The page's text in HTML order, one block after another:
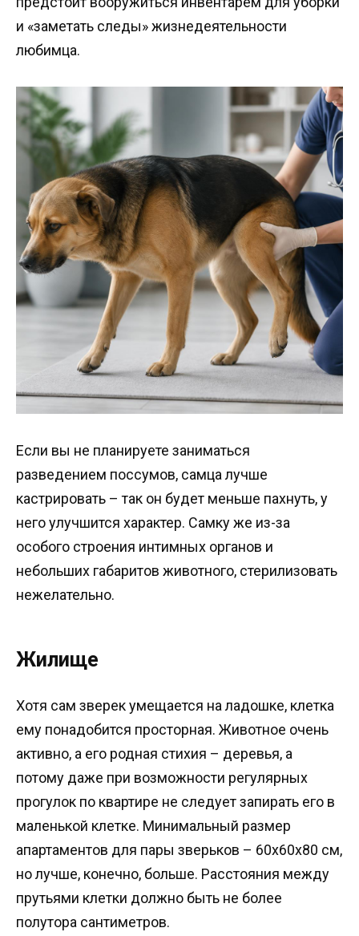
и «заметать следы» жизнедеятельности
любимца.
Если вы не планируете заниматься
разведением поссумов, самца лучше
кастрировать – так он будет меньше пахнуть, у
него улучшится характер. Самку же из-за
особого строения интимных органов и
небольших габаритов животного, стерилизовать
нежелательно.
Жилище
Хотя сам зверек умещается на ладошке, клетка
ему понадобится просторная. Животное очень
активно, а его родная стихия – деревья, а
потому даже при возможности регулярных
прогулок по квартире не следует запирать его в
маленькой клетке. Минимальный размер
апартаментов для пары зверьков – 60х60х80 см,
но лучше, конечно, больше. Расстояния между
прутьями клетки должно быть не более
полутора сантиметров.